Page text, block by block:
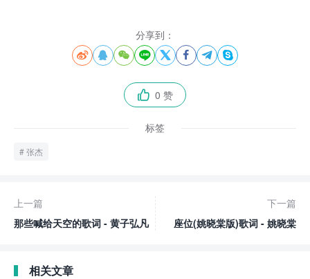
分享到：
       
 0 赞
标签
张杰
上一篇
那些喊给天空的歌词 - 黄子弘凡
下一篇
座位(姚晓棠版)歌词 - 姚晓棠
相关文章